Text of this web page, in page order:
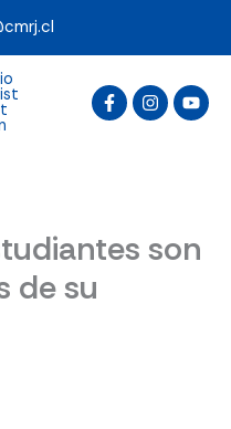
son
de su